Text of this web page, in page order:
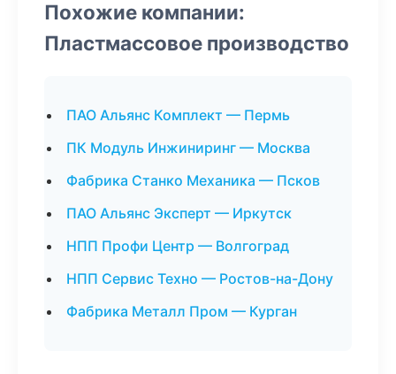
Похожие компании:
Пластмассовое производство
ПАО Альянс Комплект — Пермь
ПК Модуль Инжиниринг — Москва
Фабрика Станко Механика — Псков
ПАО Альянс Эксперт — Иркутск
НПП Профи Центр — Волгоград
НПП Сервис Техно — Ростов-на-Дону
Фабрика Металл Пром — Курган